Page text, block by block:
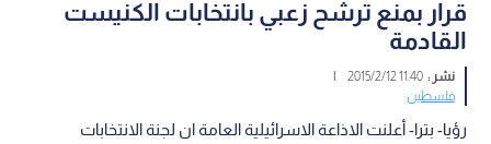
قرار بمنع ترشح زعبي بانتخابات الكنيست
القادمة
نشر :11:40 2015/2/12
|
فلسطين
رؤيا- بترا- أعلنت الاذاعة الاسرائيلية العامة ان لجنة الانتخابات